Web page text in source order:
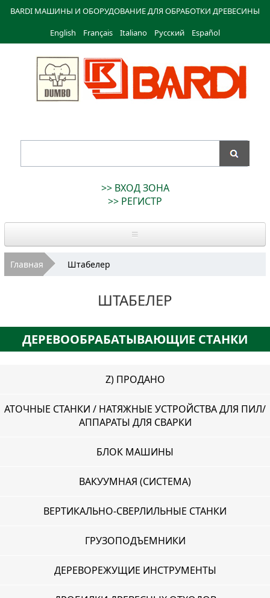
Перейти к
содержанию
BARDI МАШИНЫ И ОБОРУДОВАНИЕ ДЛЯ ОБРАБОТКИ ДРЕВЕСИНЫ
English
Français Italiano Русский Español
Macchine
>> ВХОД ЗОНА
>> РЕГИСТР
Главная
Оборудование бывшее в употреблении
Услуги
Наш адрес
Главная Штабелер
ШТАБЕЛЕР
ДЕРЕВООБРАБАТЫВАЮЩИЕ СТАНКИ
Z) ПРОДАНО
АТОЧНЫЕ СТАНКИ / НАТЯЖНЫЕ УСТРОЙСТВА ДЛЯ ПИЛ/
АППАРАТЫ ДЛЯ СВАРКИ
БЛОК МАШИНЫ
ВАКУУМНАЯ (СИСТЕМА)
ВЕРТИКАЛЬНО-СВЕРЛИЛЬНЫЕ СТАНКИ
ГРУЗОПОДЪЕМНИКИ
ДЕРЕВОРЕЖУЩИЕ ИНСТРУМЕНТЫ